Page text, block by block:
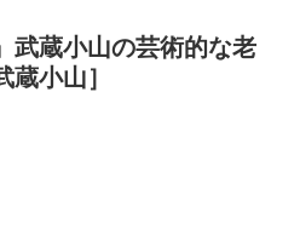
武蔵小山の芸術的な老
蔵小山］